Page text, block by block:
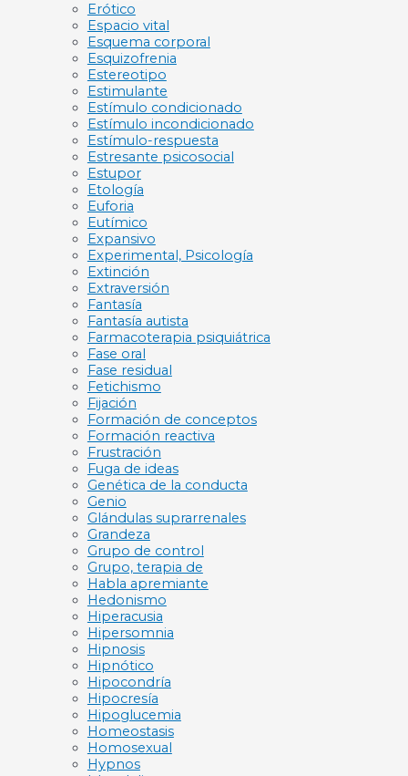
Erótico
Espacio vital
Esquema corporal
Esquizofrenia
Estereotipo
Estimulante
Estímulo condicionado
Estímulo incondicionado
Estímulo-respuesta
Estresante psicosocial
Estupor
Etología
Euforia
Eutímico
Expansivo
Experimental, Psicología
Extinción
Extraversión
Fantasía
Fantasía autista
Farmacoterapia psiquiátrica
Fase oral
Fase residual
Fetichismo
Fijación
Formación de conceptos
Formación reactiva
Frustración
Fuga de ideas
Genética de la conducta
Genio
Glándulas suprarrenales
Grandeza
Grupo de control
Grupo, terapia de
Habla apremiante
Hedonismo
Hiperacusia
Hipersomnia
Hipnosis
Hipnótico
Hipocondría
Hipocresía
Hipoglucemia
Homeostasis
Homosexual
Hypnos